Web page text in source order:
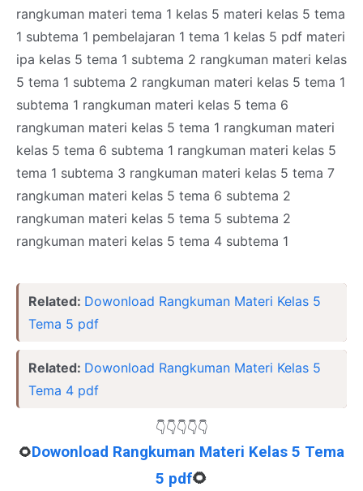
rangkuman materi tema 1 kelas 5 materi kelas 5 tema
1 subtema 1 pembelajaran 1 tema 1 kelas 5 pdf materi
ipa kelas 5 tema 1 subtema 2 rangkuman materi kelas
5 tema 1 subtema 2 rangkuman materi kelas 5 tema 1
subtema 1 rangkuman materi kelas 5 tema 6
rangkuman materi kelas 5 tema 1 rangkuman materi
kelas 5 tema 6 subtema 1 rangkuman materi kelas 5
tema 1 subtema 3 rangkuman materi kelas 5 tema 7
rangkuman materi kelas 5 tema 6 subtema 2
rangkuman materi kelas 5 tema 5 subtema 2
rangkuman materi kelas 5 tema 4 subtema 1
Related: Dowonload Rangkuman Materi Kelas 5
Tema 5 pdf
Related: Dowonload Rangkuman Materi Kelas 5
Tema 4 pdf
👇👇👇👇👇
🌻Dowonload Rangkuman Materi Kelas 5 Tema
5 pdf🌻